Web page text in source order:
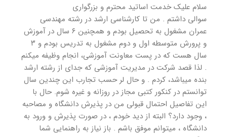
سلام علیک خدمت اساتید محترم و بزرگواری
سوالی داشتم . من تا کارشناسی ارشد در رشته مهندسی
عمران مشغول به تحصیل بودم و همچنین ۶ سال در آموزش
و پرورش متوسطه اول و دوم مشغول به تدریس بودم و ۳
سال هست که در پست معاونت آموزشی، انجام وظیفه میکنم
. لذا قصد شرکت در مدیریت آموزشی که جدای از رشته ارشد
بنده میباشد، کردم . و حال لر حسب تجارب این چندین سال
توانستم در کنکور کتبی مجاز در روزانه و غیره شوم. حال با
این تفاصیل احتمال قبولی من در پذیرش دانشگاه و مصاحبه
، وجود دارد؟ البته از دید خودم ، در صورت پذیرش و ورود به
دانشگاه ، میتوانم موفق باشم . باز نیاز به راهنمایی شما